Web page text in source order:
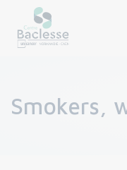
Smokers,